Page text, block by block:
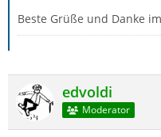
Beste Grüße und Danke
edvoldi
Moderator